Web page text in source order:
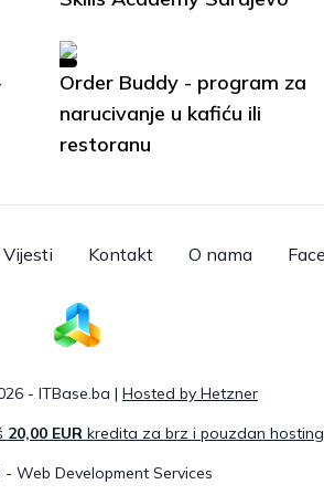
Order Buddy - program za
narucivanje u kafiću ili
restoranu
Vijesti Kontakt O nama
- ITBase.ba | Hosted by Hetzner
20,00 EUR kredita za brz i pouzdan
- Web Development Services